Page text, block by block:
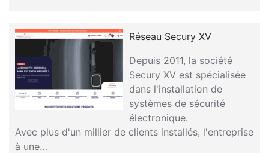
Réseau Secury XV
Depuis 2011, la société
Secury XV est spécialisée
dans l'installation de
systèmes de sécurité
électronique.
Avec plus d'un millier de clients installés, l'entreprise
à une…